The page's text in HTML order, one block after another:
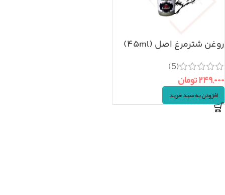
روغن شترمرغ اصل (۴۵ml)
(5)
۲۴۹,۰۰۰تومان
افزودن به سبد خرید